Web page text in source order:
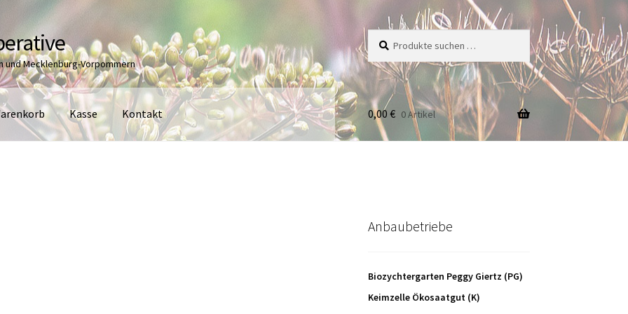
und Mecklenburg-Vorpommern
nach:
Kasse Kontakt 0,00 € 0 Artikel
Anbaubetriebe
Biozychtergarten Peggy Giertz (PG)
Keimzelle Ökosaatgut (K)